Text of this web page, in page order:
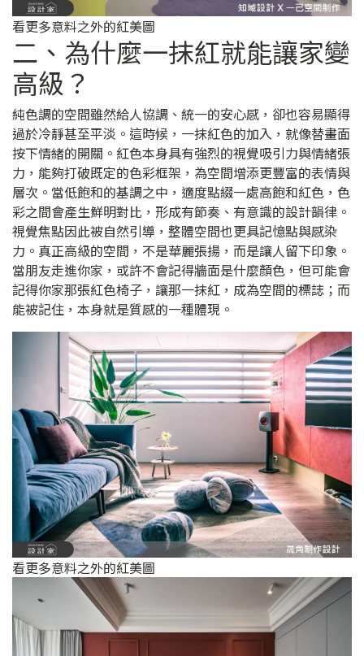
看更多意料之外的紅美圖
二、為什麼一抹紅就能讓家變
高級？
純色調的空間雖然給人協調、統一的安心感，卻也容易顯得
過於冷靜甚至平淡。這時候，一抹紅色的加入，就像替畫面
按下情緒的開關。紅色本身具有強烈的視覺吸引力與情緒張
力，能夠打破既定的色彩框架，為空間增添更豐富的表情與
層次。當低飽和的基調之中，適度點綴一處高飽和紅色，色
彩之間會產生鮮明對比，形成有節奏、有意識的設計韻律。
視覺焦點因此被自然引導，整體空間也更具記憶點與感染
力。真正高級的空間，不是華麗張揚，而是讓人留下印象。
當朋友走進你家，或許不會記得牆面是什麼顏色，但可能會
記得你家那張紅色椅子，讓那一抹紅，成為空間的標誌；而
能被記住，本身就是質感的一種體現。
看更多意料之外的紅美圖